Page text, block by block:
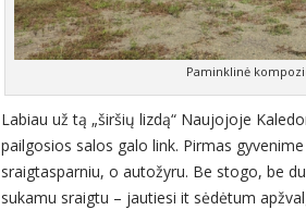
Paminklinė
Labiau už tą „širšių lizdą“ Naujojoje
pailgosios salos galo link. Pirmas
sraigtasparniu, o autožyru. Be stogo, be
sukamu sraigtu – jautiesi it sėdėtum